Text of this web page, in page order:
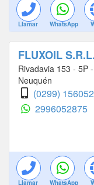
Llamar WhatsApp
FLUXOIL S.R.L.
Rivadavia 153 - 5P
Neuquén
(0299)
2996052875
Llamar WhatsApp